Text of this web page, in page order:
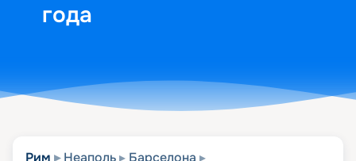
года
Рим Неаполь
Барселона